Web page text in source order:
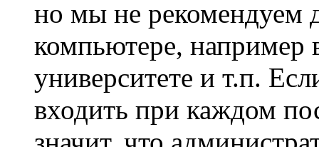
но мы не рекомендуем
компьютере, например
университете и т.п.
входить при каждом